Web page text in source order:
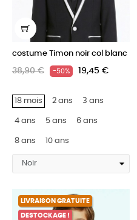
costume Timon noir col blanc
38,90 € -50% 19,45 €
18 mois 2 ans 3 ans
4 ans 5 ans 6 ans
8 ans 10 ans
LIVRAISON GRATUITE
DESTOCKAGE !